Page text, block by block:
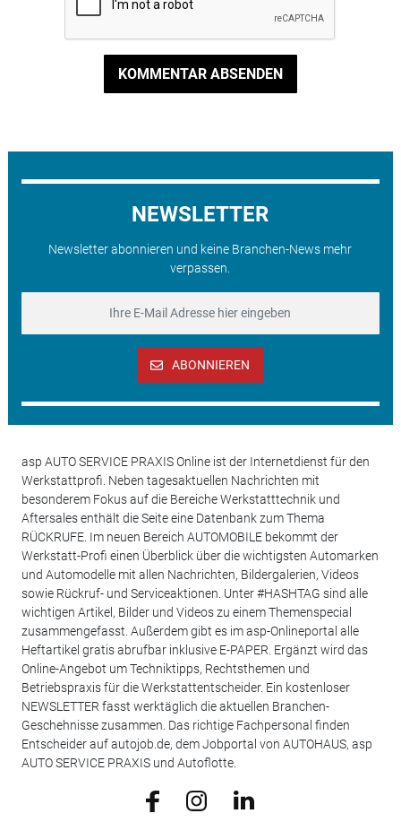
KOMMENTAR ABSENDEN
NEWSLETTER
Newsletter abonnieren und keine Branchen-News mehr
verpassen.
ABONNIEREN
asp AUTO SERVICE PRAXIS Online ist der Internetdienst für den
Werkstattprofi. Neben tagesaktuellen Nachrichten mit
besonderem Fokus auf die Bereiche Werkstatttechnik und
Aftersales enthält die Seite eine Datenbank zum Thema
RÜCKRUFE. Im neuen Bereich AUTOMOBILE bekommt der
Werkstatt-Profi einen Überblick über die wichtigsten Automarken
und Automodelle mit allen Nachrichten, Bildergalerien, Videos
sowie Rückruf- und Serviceaktionen. Unter #HASHTAG sind alle
wichtigen Artikel, Bilder und Videos zu einem Themenspecial
zusammengefasst. Außerdem gibt es im asp-Onlineportal alle
Heftartikel gratis abrufbar inklusive E-PAPER. Ergänzt wird das
Online-Angebot um Techniktipps, Rechtsthemen und
Betriebspraxis für die Werkstattentscheider. Ein kostenloser
NEWSLETTER fasst werktäglich die aktuellen Branchen-
Geschehnisse zusammen. Das richtige Fachpersonal finden
Entscheider auf autojob.de, dem Jobportal von AUTOHAUS, asp
AUTO SERVICE PRAXIS und Autoflotte.